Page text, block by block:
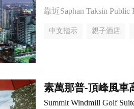
靠近Saphan Taksin Public
中文指示 親子酒店
素萬那普-頂峰風車
Summit Windmill Golf